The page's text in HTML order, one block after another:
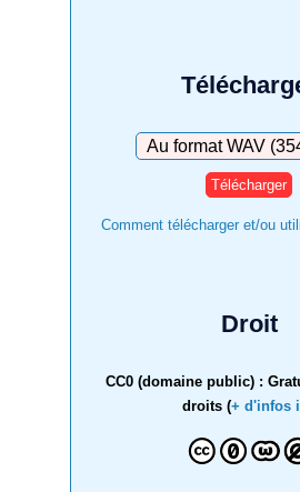
Télécharger
Comment télécharger et/ou
Droit
CC0 (domaine public) :
droits (+ d'infos